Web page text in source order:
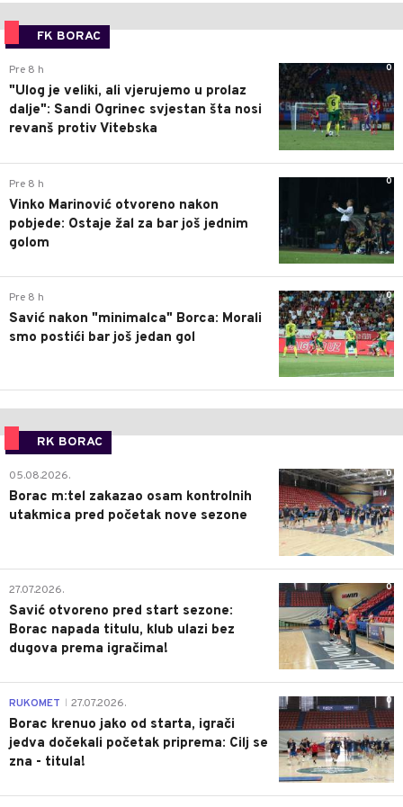
FK BORAC
0
Pre 8 h
"Ulog je veliki, ali vjerujemo u prolaz
dalje": Sandi Ogrinec svjestan šta nosi
revanš protiv Vitebska
0
Pre 8 h
Vinko Marinović otvoreno nakon
pobjede: Ostaje žal za bar još jednim
golom
0
Pre 8 h
Savić nakon "minimalca" Borca: Morali
smo postići bar još jedan gol
RK BORAC
0
05.08.2026.
Borac m:tel zakazao osam kontrolnih
utakmica pred početak nove sezone
0
27.07.2026.
Savić otvoreno pred start sezone:
Borac napada titulu, klub ulazi bez
dugova prema igračima!
0
RUKOMET 27.07.2026.
Borac krenuo jako od starta, igrači
jedva dočekali početak priprema: Cilj se
zna - titula!